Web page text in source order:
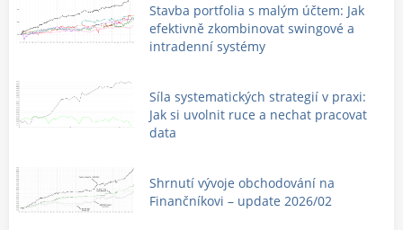
Stavba portfolia s malým účtem: Jak
efektivně zkombinovat swingové a
intradenní systémy
Síla systematických strategií v praxi:
Jak si uvolnit ruce a nechat pracovat
data
Shrnutí vývoje obchodování na
Finančníkovi – update 2026/02